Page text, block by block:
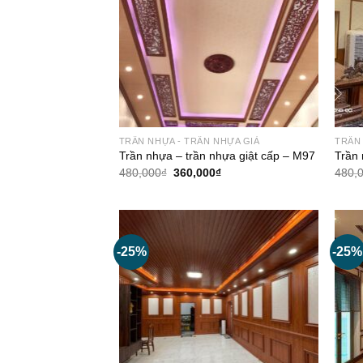
TRẦN NHỰA - TRẦN NHỰA GIẢ
Trần nhựa – trần nhựa giật cấp – M97
480,000₫ Giá
360,000₫Giá
360,000₫.
TRẦN
Trần
-25% -25%